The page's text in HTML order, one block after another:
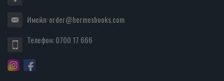
Имейл:order@hermesbooks.com
Телефон:0700 17 666